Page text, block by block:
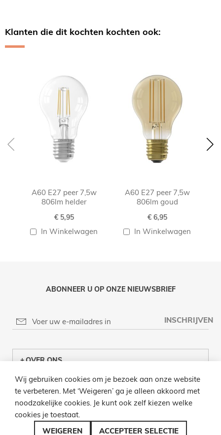
Klanten die dit kochten kochten ook:
A60 E27 peer 7,5w
806lm helder
€ 5,95
In Winkelwagen
A60 E27 peer 7,5w
806lm goud
€ 6,95
In Winkelwagen
ABONNEER U OP ONZE NIEUWSBRIEF
INSCHRIJVEN
OVER ONS
KLANTENCENTRUM
INFO
BEL ONS
Wij gebruiken cookies om je bezoek aan onze website
te verbeteren. Met ‘Weigeren’ ga je alleen akkoord met
noodzakelijke cookies. Je kunt ook zelf kiezen welke
cookies je toestaat.
WEIGEREN
ACCEPTEER SELECTIE